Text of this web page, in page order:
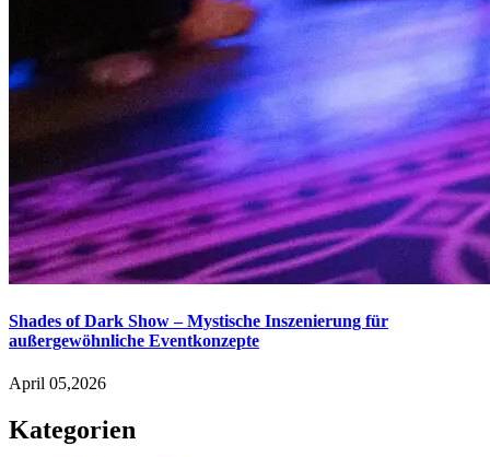
Shades of Dark Show – Mystische Inszenierung für
außergewöhnliche Eventkonzepte
April 05,2026
Kategorien